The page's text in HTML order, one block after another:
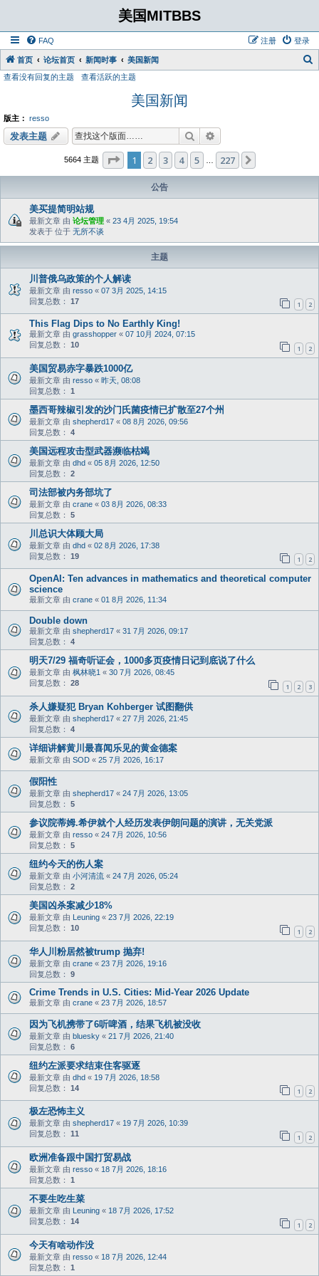
美国MITBBS
FAQ 登录
注册
首页 论坛首页 新闻时事 美国新闻
查看没有回复的主题 查看活跃的主题
美国新闻
版主： resso
发表主题 搜索
5664 主题 分页：1 227
1 2 3 4 5 227
公告
美买提简明站规
最新文章 由 论坛管理 « 23 4月 2025, 19:54
发表于 位于 无所不谈
主题
川普俄乌政策的个人解读
最新文章 由 resso « 07 3月 2025, 14:15
回复总数： 17 1 2
This Flag Dips to No Earthly King!
最新文章 由 grasshopper « 07 10月 2024, 07:15
回复总数： 10 1 2
美国贸易赤字暴跌1000亿
最新文章 由 resso « 昨天, 08:08
回复总数： 1
墨西哥辣椒引发的沙门氏菌疫情已扩散至27个州
最新文章 由 shepherd17 « 08 8月 2026, 09:56
回复总数： 4
美国远程攻击型武器濒临枯竭
最新文章 由 dhd « 05 8月 2026, 12:50
回复总数： 2
司法部被内务部坑了
最新文章 由 crane « 03 8月 2026, 08:33
回复总数： 5
川总识大体顾大局
最新文章 由 dhd « 02 8月 2026, 17:38
回复总数： 19 1 2
OpenAI: Ten advances in mathematics and theoretical computer
science
最新文章 由 crane « 01 8月 2026, 11:34
Double down
最新文章 由 shepherd17 « 31 7月 2026, 09:17
回复总数： 4
明天7/29 福奇听证会，1000多页疫情日记到底说了什么
最新文章 由 枫林晓1 « 30 7月 2026, 08:45
回复总数： 28 1 2 3
杀人嫌疑犯 Bryan Kohberger 试图翻供
最新文章 由 shepherd17 « 27 7月 2026, 21:45
回复总数： 4
详细讲解黄川最喜闻乐见的黄金德案
最新文章 由 SOD « 25 7月 2026, 16:17
假阳性
最新文章 由 shepherd17 « 24 7月 2026, 13:05
回复总数： 5
参议院蒂姆.希伊就个人经历发表伊朗问题的演讲，无关党派
最新文章 由 resso « 24 7月 2026, 10:56
回复总数： 5
纽约今天的伤人案
最新文章 由 小河清流 « 24 7月 2026, 05:24
回复总数： 2
美国凶杀案减少18%
最新文章 由 Leuning « 23 7月 2026, 22:19
回复总数： 10 1 2
华人川粉居然被trump 抛弃!
最新文章 由 crane « 23 7月 2026, 19:16
回复总数： 9
Crime Trends in U.S. Cities: Mid-Year 2026 Update
最新文章 由 crane « 23 7月 2026, 18:57
因为飞机携带了6听啤酒，结果飞机被没收
最新文章 由 bluesky « 21 7月 2026, 21:40
回复总数： 6
纽约左派要求结束住客驱逐
最新文章 由 dhd « 19 7月 2026, 18:58
回复总数： 14 1 2
极左恐怖主义
最新文章 由 shepherd17 « 19 7月 2026, 10:39
回复总数： 11 1 2
欧洲准备跟中国打贸易战
最新文章 由 resso « 18 7月 2026, 18:16
回复总数： 1
不要生吃生菜
最新文章 由 Leuning « 18 7月 2026, 17:52
回复总数： 14 1 2
今天有啥动作没
最新文章 由 resso « 18 7月 2026, 12:44
回复总数： 1